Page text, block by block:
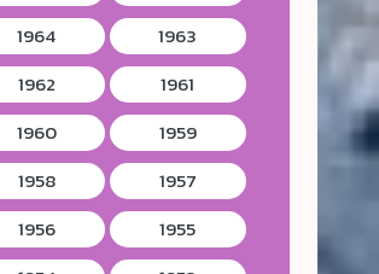
1964
1963
1962
1961
1960
1959
1958
1957
1956
1955